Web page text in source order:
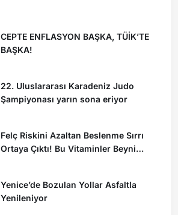
CEPTE ENFLASYON BAŞKA, TÜİK’TE
BAŞKA!
22. Uluslararası Karadeniz Judo
Şampiyonası yarın sona eriyor
Felç Riskini Azaltan Beslenme Sırrı
Ortaya Çıktı! Bu Vitaminler Beyni
Yenice’de Bozulan Yollar Asfaltla
Yenileniyor